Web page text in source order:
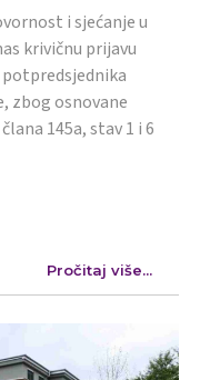
i sjećanje u
krivičnu prijavu
zbog osnovane
145a, stav 1 i 6
Pročitaj više...